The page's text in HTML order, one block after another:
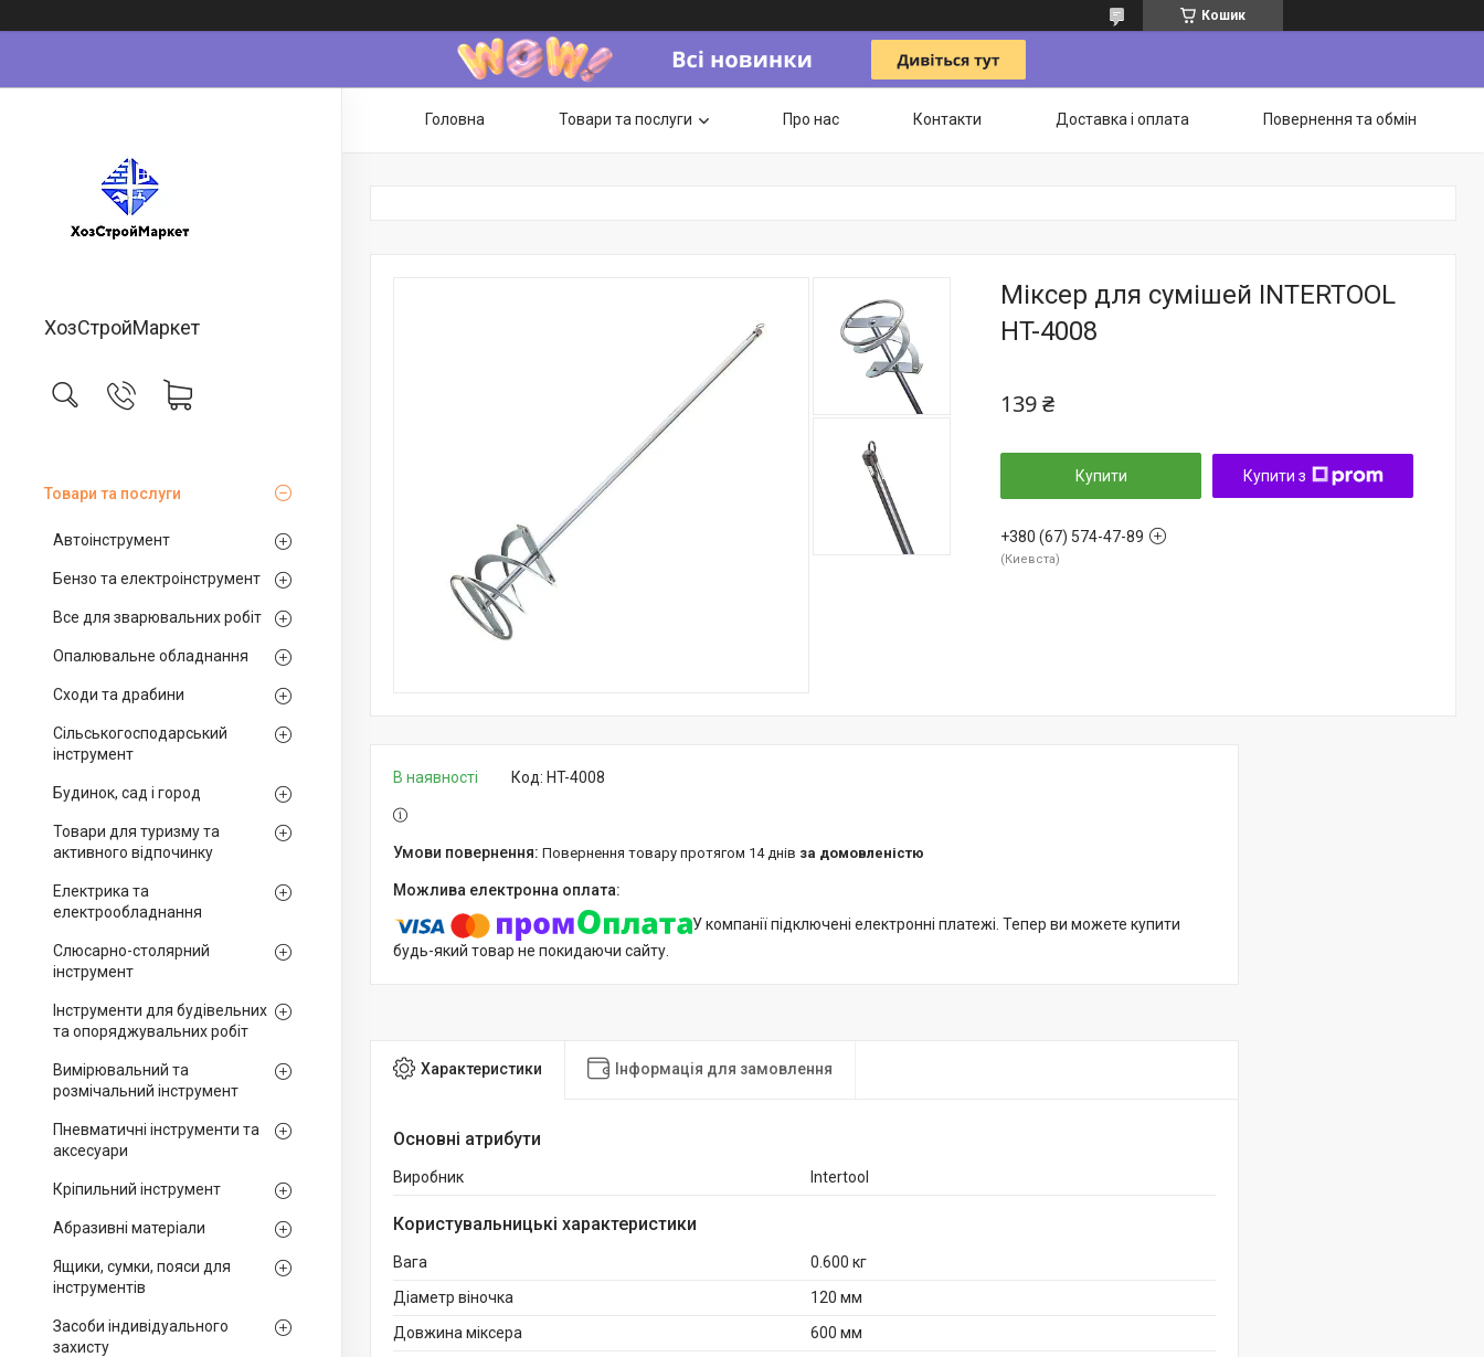
Кошик
ХозСтройМаркет
Товари та послуги
Автоінструмент
Бензо та електроінструмент
Все для зварювальних робіт
Опалювальне обладнання
Сходи та драбини
Сільськогосподарський
інструмент
Будинок, сад і город
Товари для туризму та
активного відпочинку
Електрика та
електрообладнання
Слюсарно-столярний
інструмент
Інструменти для будівельних
та опоряджувальних робіт
Вимірювальний та
розмічальний інструмент
Пневматичні інструменти та
аксесуари
Кріпильний інструмент
Абразивні матеріали
Ящики, сумки, пояси для
інструментів
Засоби індивідуального
захисту
Головна Товари та послуги Про нас Контакти Доставка і оплата Повернення та обмін
Міксер для сумішей INTERTOOL
HT-4008
139 ₴
Купити Купити з
+380 (67) 574-47-89
Киевста
В наявності Код: HT-4008
повернення товару протягом 14 днів за домовленістю
У компанії підключені електронні платежі. Тепер ви можете купити
будь-який товар не покидаючи сайту.
Характеристики Інформація для замовлення
Основні атрибути
Виробник Intertool
Користувальницькі характеристики
Вага
0.600 кг
Діаметр віночка
120 мм
Довжина міксера
600 мм